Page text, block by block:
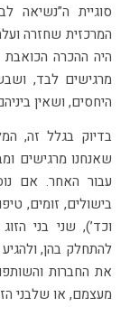
סוגיית ה”נשיאה
המרכזית שחזרה
היה ההכרה
מרגישים לבד,
היחסים, ושאין
בדיוק בגלל זה,
שאנחנו מרגישים
עבור האחר. אם
בישולים, זומים,
וכד’), שני בני
להתחלק בהן,
את החברות
מעצמם, או שלבני